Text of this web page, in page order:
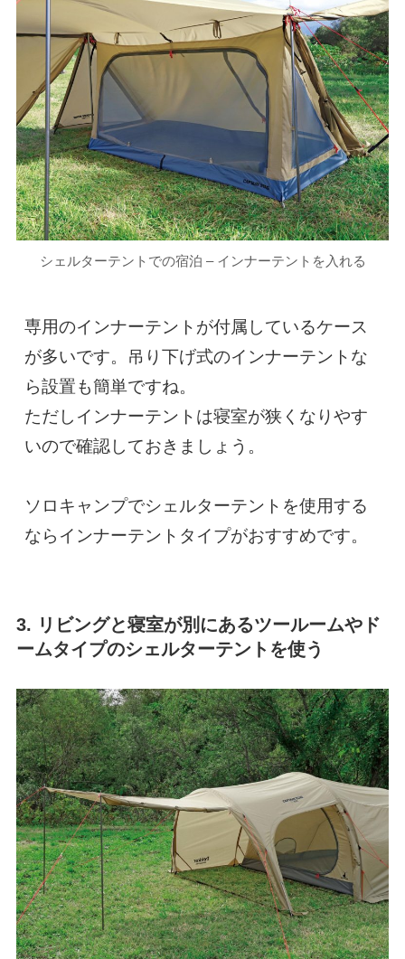
シェルターテントでの宿泊 – インナーテントを入れる
専用のインナーテントが付属しているケース
が多いです。吊り下げ式のインナーテントな
ら設置も簡単ですね。
ただしインナーテントは寝室が狭くなりやす
いので確認しておきましょう。
ソロキャンプでシェルターテントを使用する
ならインナーテントタイプがおすすめです。
3. リビングと寝室が別にあるツールームやド
ームタイプのシェルターテントを使う